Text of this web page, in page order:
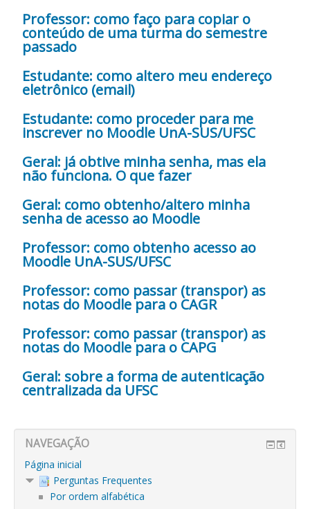
Professor: como faço para copiar o
conteúdo de uma turma do semestre
passado
Estudante: como altero meu endereço
eletrônico (email)
Estudante: como proceder para me
inscrever no Moodle UnA-SUS/UFSC
Geral: já obtive minha senha, mas ela
não funciona. O que fazer
Geral: como obtenho/altero minha
senha de acesso ao Moodle
Professor: como obtenho acesso ao
Moodle UnA-SUS/UFSC
Professor: como passar (transpor) as
notas do Moodle para o CAGR
Professor: como passar (transpor) as
notas do Moodle para o CAPG
Geral: sobre a forma de autenticação
centralizada da UFSC
NAVEGAÇÃO
Página inicial
Perguntas Frequentes
Por ordem alfabética